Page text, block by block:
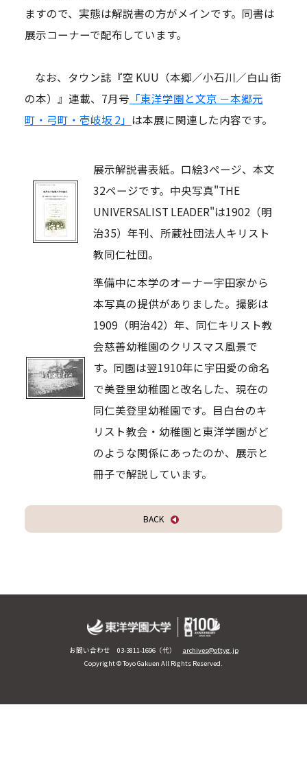
ますので、実態は解説書の方がメインです。同書は
展示コーナーで配布しています。
なお、タウン誌『空 KUU（本郷／小石川／白山 街
の本）』連載、7月号 「東洋学園と文京 －本郷元
町・弓町・壱岐坂 2」 は本展に関連した内容です。
展示解説書表紙。口絵3ページ、本文
32ページです。中央写真"THE
UNIVERSALIST LEADER"は1902（明
治35）年刊、所蔵社団法人キリスト
教同仁社団。
準備中に本学のオーナー宇田家から
本写真の提供がありました。撮影は
1909（明治42）年、同仁キリスト教
会慈善幼稚園のクリスマス風景で
す。同園は翌1910年に宇田愛の命名
で美登里幼稚園と改名した、現在の
同仁美登里幼稚園です。目白台のキ
リスト教会・幼稚園と東洋学園がど
のような関係にあったのか、展示と
冊子で解説しています。
BACK
お問い合わせ 03-3811-1696（代） archives@of.tyg.jp
Copyright © Toyo Gakuen All Rights Reserved.